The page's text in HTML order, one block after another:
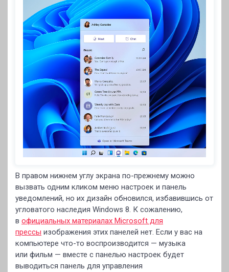
В правом нижнем углу экрана по-прежнему можно
вызвать одним кликом меню настроек и панель
уведомлений, но их дизайн обновился, избавившись от
угловатого наследия Windows 8. К сожалению,
в официальных материалах Microsoft для
прессы изображения этих панелей нет. Если у вас на
компьютере что-то воспроизводится — музыка
или фильм — вместе с панелью настроек будет
выводиться панель для управления